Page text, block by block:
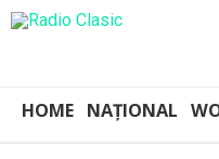
HOME NAȚIONAL